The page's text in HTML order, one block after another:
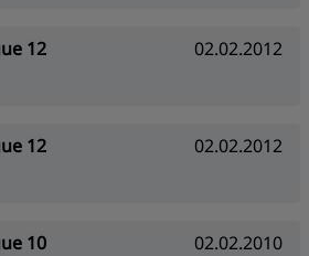
12
02.02.2012
12
02.02.2012
10
02.02.2010